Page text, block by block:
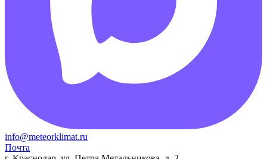
info@meteorklimat.ru
Почта